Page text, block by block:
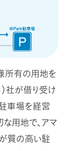
所有の用地を
）社が借り受け
車場を経営
用地で、アマ
が質の高い駐